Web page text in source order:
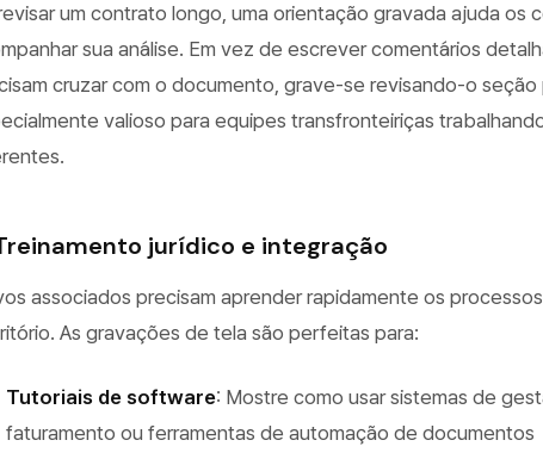
um contrato longo, uma orientação gravada ajuda os
sua análise. Em vez de escrever comentários
cruzar com o documento, grave-se revisando-o seção
valioso para equipes transfronteiriças
jurídico e integração
associados precisam aprender rapidamente os
As gravações de tela são perfeitas para:
Tutoriais de software: Mostre como usar sistemas de
faturamento ou ferramentas de automação de documentos